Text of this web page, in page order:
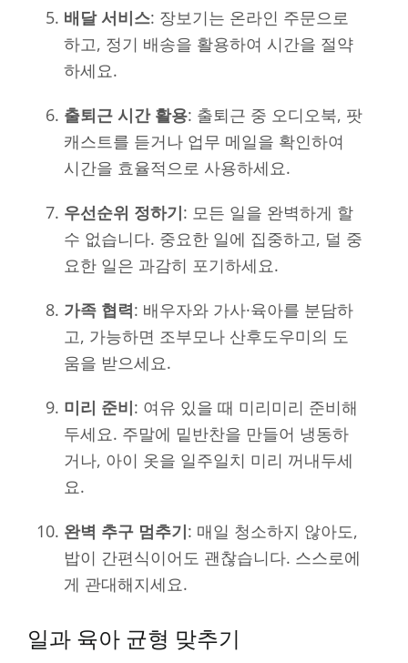
배달 서비스: 장보기는 온라인 주문으로
하고, 정기 배송을 활용하여 시간을 절약
하세요.
출퇴근 시간 활용: 출퇴근 중 오디오북, 팟
캐스트를 듣거나 업무 메일을 확인하여
시간을 효율적으로 사용하세요.
우선순위 정하기: 모든 일을 완벽하게 할
수 없습니다. 중요한 일에 집중하고, 덜 중
요한 일은 과감히 포기하세요.
가족 협력: 배우자와 가사·육아를 분담하
고, 가능하면 조부모나 산후도우미의 도
움을 받으세요.
미리 준비: 여유 있을 때 미리미리 준비해
두세요. 주말에 밑반찬을 만들어 냉동하
거나, 아이 옷을 일주일치 미리 꺼내두세
요.
완벽 추구 멈추기: 매일 청소하지 않아도,
밥이 간편식이어도 괜찮습니다. 스스로에
게 관대해지세요.
일과 육아 균형 맞추기